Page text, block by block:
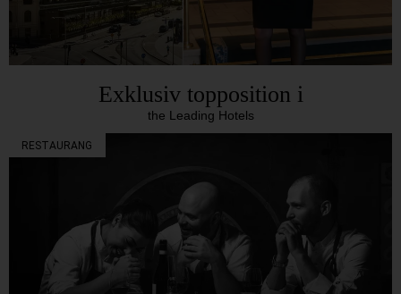
Exklusiv topposition i
the Leading Hotels
RESTAURANG